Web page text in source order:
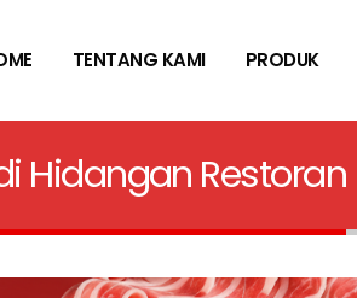
TENTANG KAMI PRODUK
Hidangan Restoran